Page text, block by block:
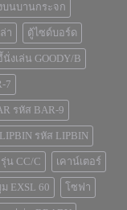
บนบานกระจก
า ตู้ไซด์บอร์ด
นั่งเล่น GOODY/B
7
รหัส BAR-9
รหัส LIPBIN
น CC/C เคาน์เตอร์
EXSL 60 โซฟา